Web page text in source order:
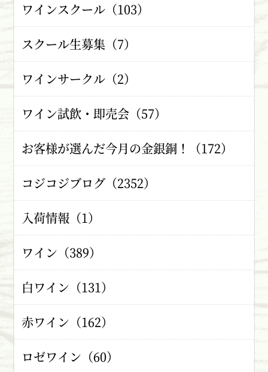
ワインスクール（103）
スクール生募集（7）
ワインサークル（2）
ワイン試飲・即売会（57）
お客様が選んだ今月の金銀銅！（172）
コジコジブログ（2352）
入荷情報（1）
ワイン（389）
白ワイン（131）
赤ワイン（162）
ロゼワイン（60）